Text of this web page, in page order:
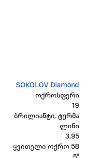
SOKOLOV Diamond
ოქროსფერი
19
ბრილიანტი, ტურმა
ლინი
3.95
ყვითელი ოქრო 58